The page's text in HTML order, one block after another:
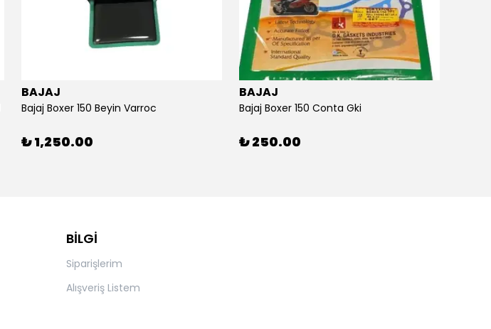
BAJAJ
Bajaj Boxer 150 Beyin Varroc
₺ 1,250.00
BAJAJ
Bajaj Boxer 150 Conta Gki
₺ 250.00
BİLGİ
Siparişlerim
Alışveriş Listem